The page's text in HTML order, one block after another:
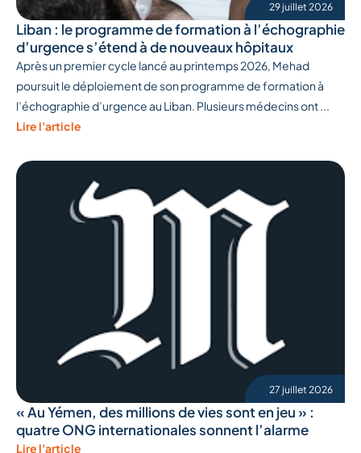
29 juillet 2026
Liban : le programme de formation à l’échographie
d’urgence s’étend à de nouveaux hôpitaux
Après un premier cycle lancé au printemps 2026, Mehad
poursuit le déploiement de son programme de formation à
l’échographie d’urgence au Liban. Plusieurs médecins ont ...
Lire l'article
27 juillet 2026
« Au Yémen, des millions de vies sont en jeu » :
quatre ONG internationales sonnent l’alarme
Lire l'article